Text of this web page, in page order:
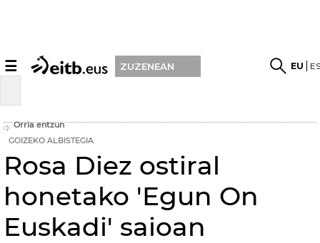
☰ ZUZENEAN EU
Orria entzun
GOIZEKO ALBISTEGIA
Rosa Diez ostiral
honetako 'Egun On
Euskadi' saioan